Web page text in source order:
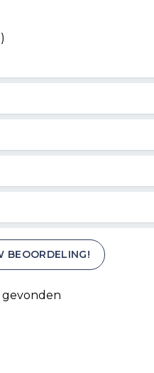
BEOORDELING!
gevonden